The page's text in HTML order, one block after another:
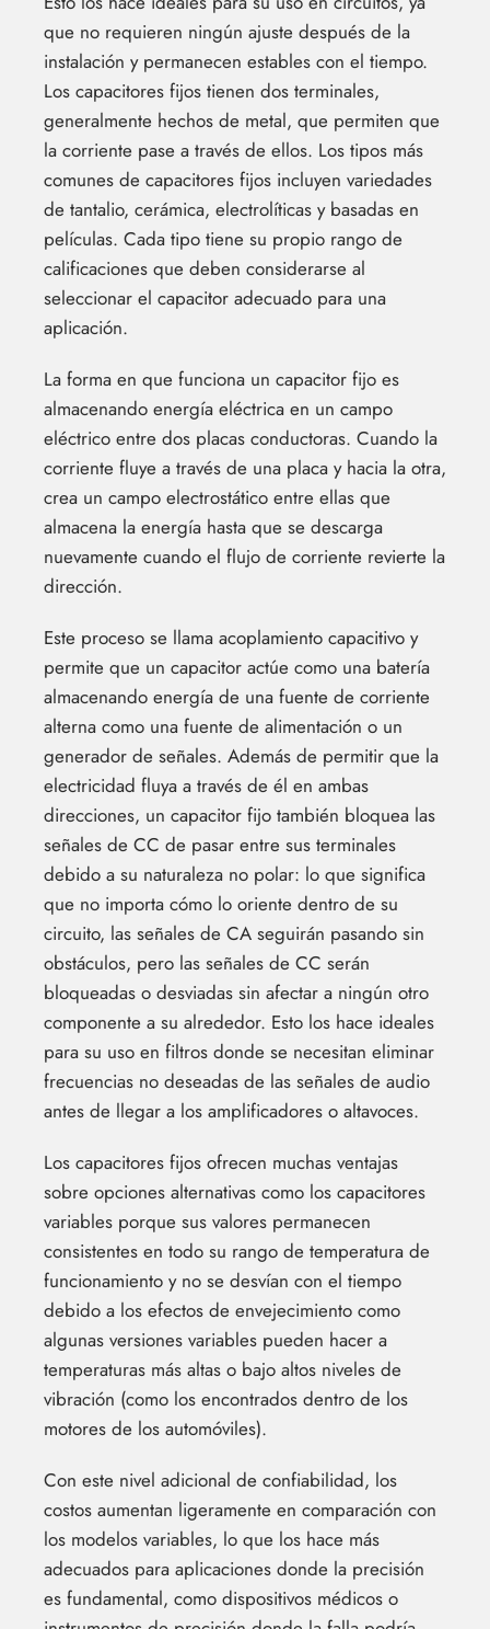
que no requieren ningún ajuste después de la
instalación y permanecen estables con el tiempo.
Los capacitores fijos tienen dos terminales,
generalmente hechos de metal, que permiten que
la corriente pase a través de ellos. Los tipos más
comunes de capacitores fijos incluyen variedades
de tantalio, cerámica, electrolíticas y basadas en
películas. Cada tipo tiene su propio rango de
calificaciones que deben considerarse al
seleccionar el capacitor adecuado para una
aplicación.
La forma en que funciona un capacitor fijo es
almacenando energía eléctrica en un campo
eléctrico entre dos placas conductoras. Cuando la
corriente fluye a través de una placa y hacia la otra,
crea un campo electrostático entre ellas que
almacena la energía hasta que se descarga
nuevamente cuando el flujo de corriente revierte la
dirección.
Este proceso se llama acoplamiento capacitivo y
permite que un capacitor actúe como una batería
almacenando energía de una fuente de corriente
alterna como una fuente de alimentación o un
generador de señales. Además de permitir que la
electricidad fluya a través de él en ambas
direcciones, un capacitor fijo también bloquea las
señales de CC de pasar entre sus terminales
debido a su naturaleza no polar: lo que significa
que no importa cómo lo oriente dentro de su
circuito, las señales de CA seguirán pasando sin
obstáculos, pero las señales de CC serán
bloqueadas o desviadas sin afectar a ningún otro
componente a su alrededor. Esto los hace ideales
para su uso en filtros donde se necesitan eliminar
frecuencias no deseadas de las señales de audio
antes de llegar a los amplificadores o altavoces.
Los capacitores fijos ofrecen muchas ventajas
sobre opciones alternativas como los capacitores
variables porque sus valores permanecen
consistentes en todo su rango de temperatura de
funcionamiento y no se desvían con el tiempo
debido a los efectos de envejecimiento como
algunas versiones variables pueden hacer a
temperaturas más altas o bajo altos niveles de
vibración (como los encontrados dentro de los
motores de los automóviles).
Con este nivel adicional de confiabilidad, los
costos aumentan ligeramente en comparación con
los modelos variables, lo que los hace más
adecuados para aplicaciones donde la precisión
es fundamental, como dispositivos médicos o